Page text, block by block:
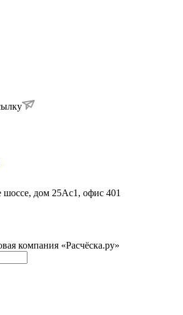
дом 25Аc1, офис 401
компания «Расчёска.ру»